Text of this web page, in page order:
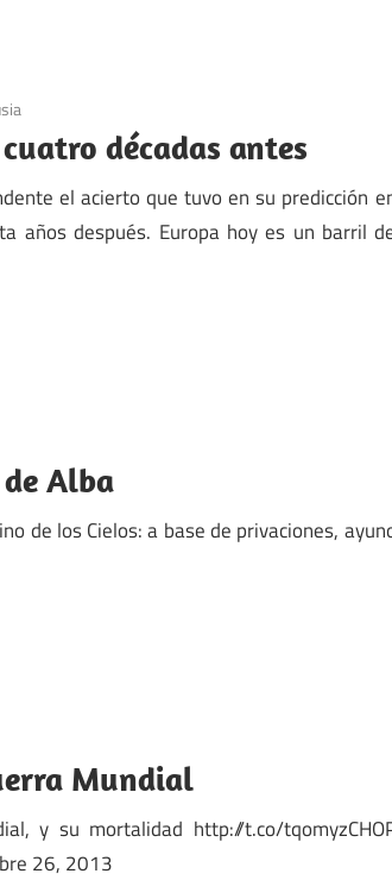
décadas antes
el acierto que tuvo en su predicción
años después. Europa hoy es un barril
Alba
de los Cielos: a base de privaciones,
Mundial
y su mortalidad http://t.co/
26, 2013